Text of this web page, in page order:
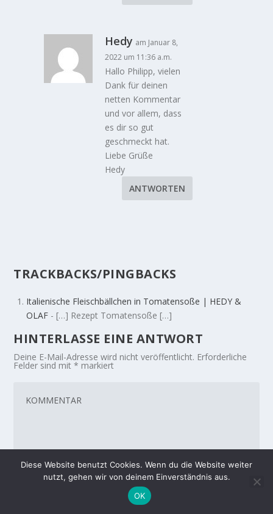
Hedy am Januar 8,
2022 um 11:36 a.m.
Hallo Philipp, vielen
Dank für deinen
netten Kommentar
und vor allem, dass
es dir so gut
geschmeckt hat.
Liebe Grüße
Hedy
ANTWORTEN
TRACKBACKS/PINGBACKS
Italienische Fleischbällchen in Tomatensoße | HEDY &
OLAF - […] Rezept Tomatensoße […]
HINTERLASSE EINE ANTWORT
Deine E-Mail-Adresse wird nicht veröffentlicht. Erforderliche
Felder sind mit* markiert
Diese Website benutzt Cookies. Wenn du die Website weiter
nutzt, gehen wir von deinem Einverständnis aus.
OK